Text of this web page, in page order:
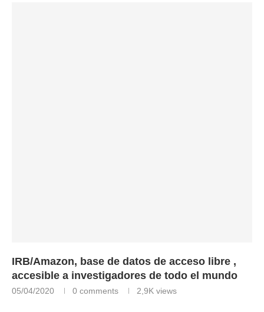
IRB/Amazon, base de datos de acceso libre ,
accesible a investigadores de todo el mundo
05/04/2020 0 comments 2,9K views